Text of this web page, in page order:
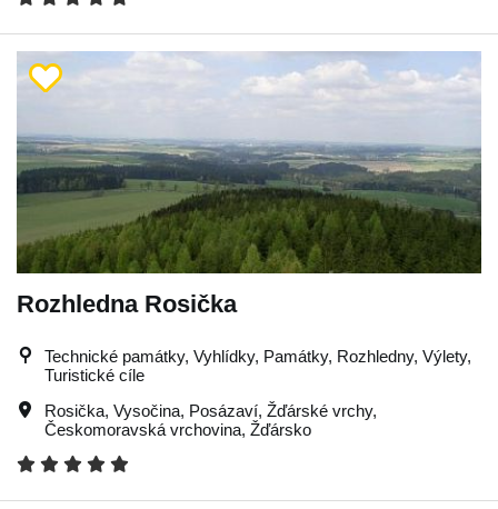
Rozhledna Rosička
Technické památky, Vyhlídky, Památky, Rozhledny, Výlety,
Turistické cíle
Rosička, Vysočina, Posázaví, Žďárské vrchy,
Českomoravská vrchovina, Žďársko